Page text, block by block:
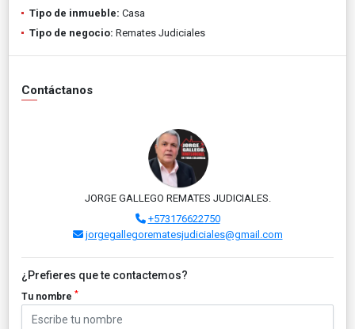
Tipo de inmueble: Casa
Tipo de negocio: Remates Judiciales
Contáctanos
JORGE GALLEGO REMATES JUDICIALES.
+573176622750
jorgegallegorematesjudiciales@gmail.com
¿Prefieres que te contactemos?
Tu nombre *